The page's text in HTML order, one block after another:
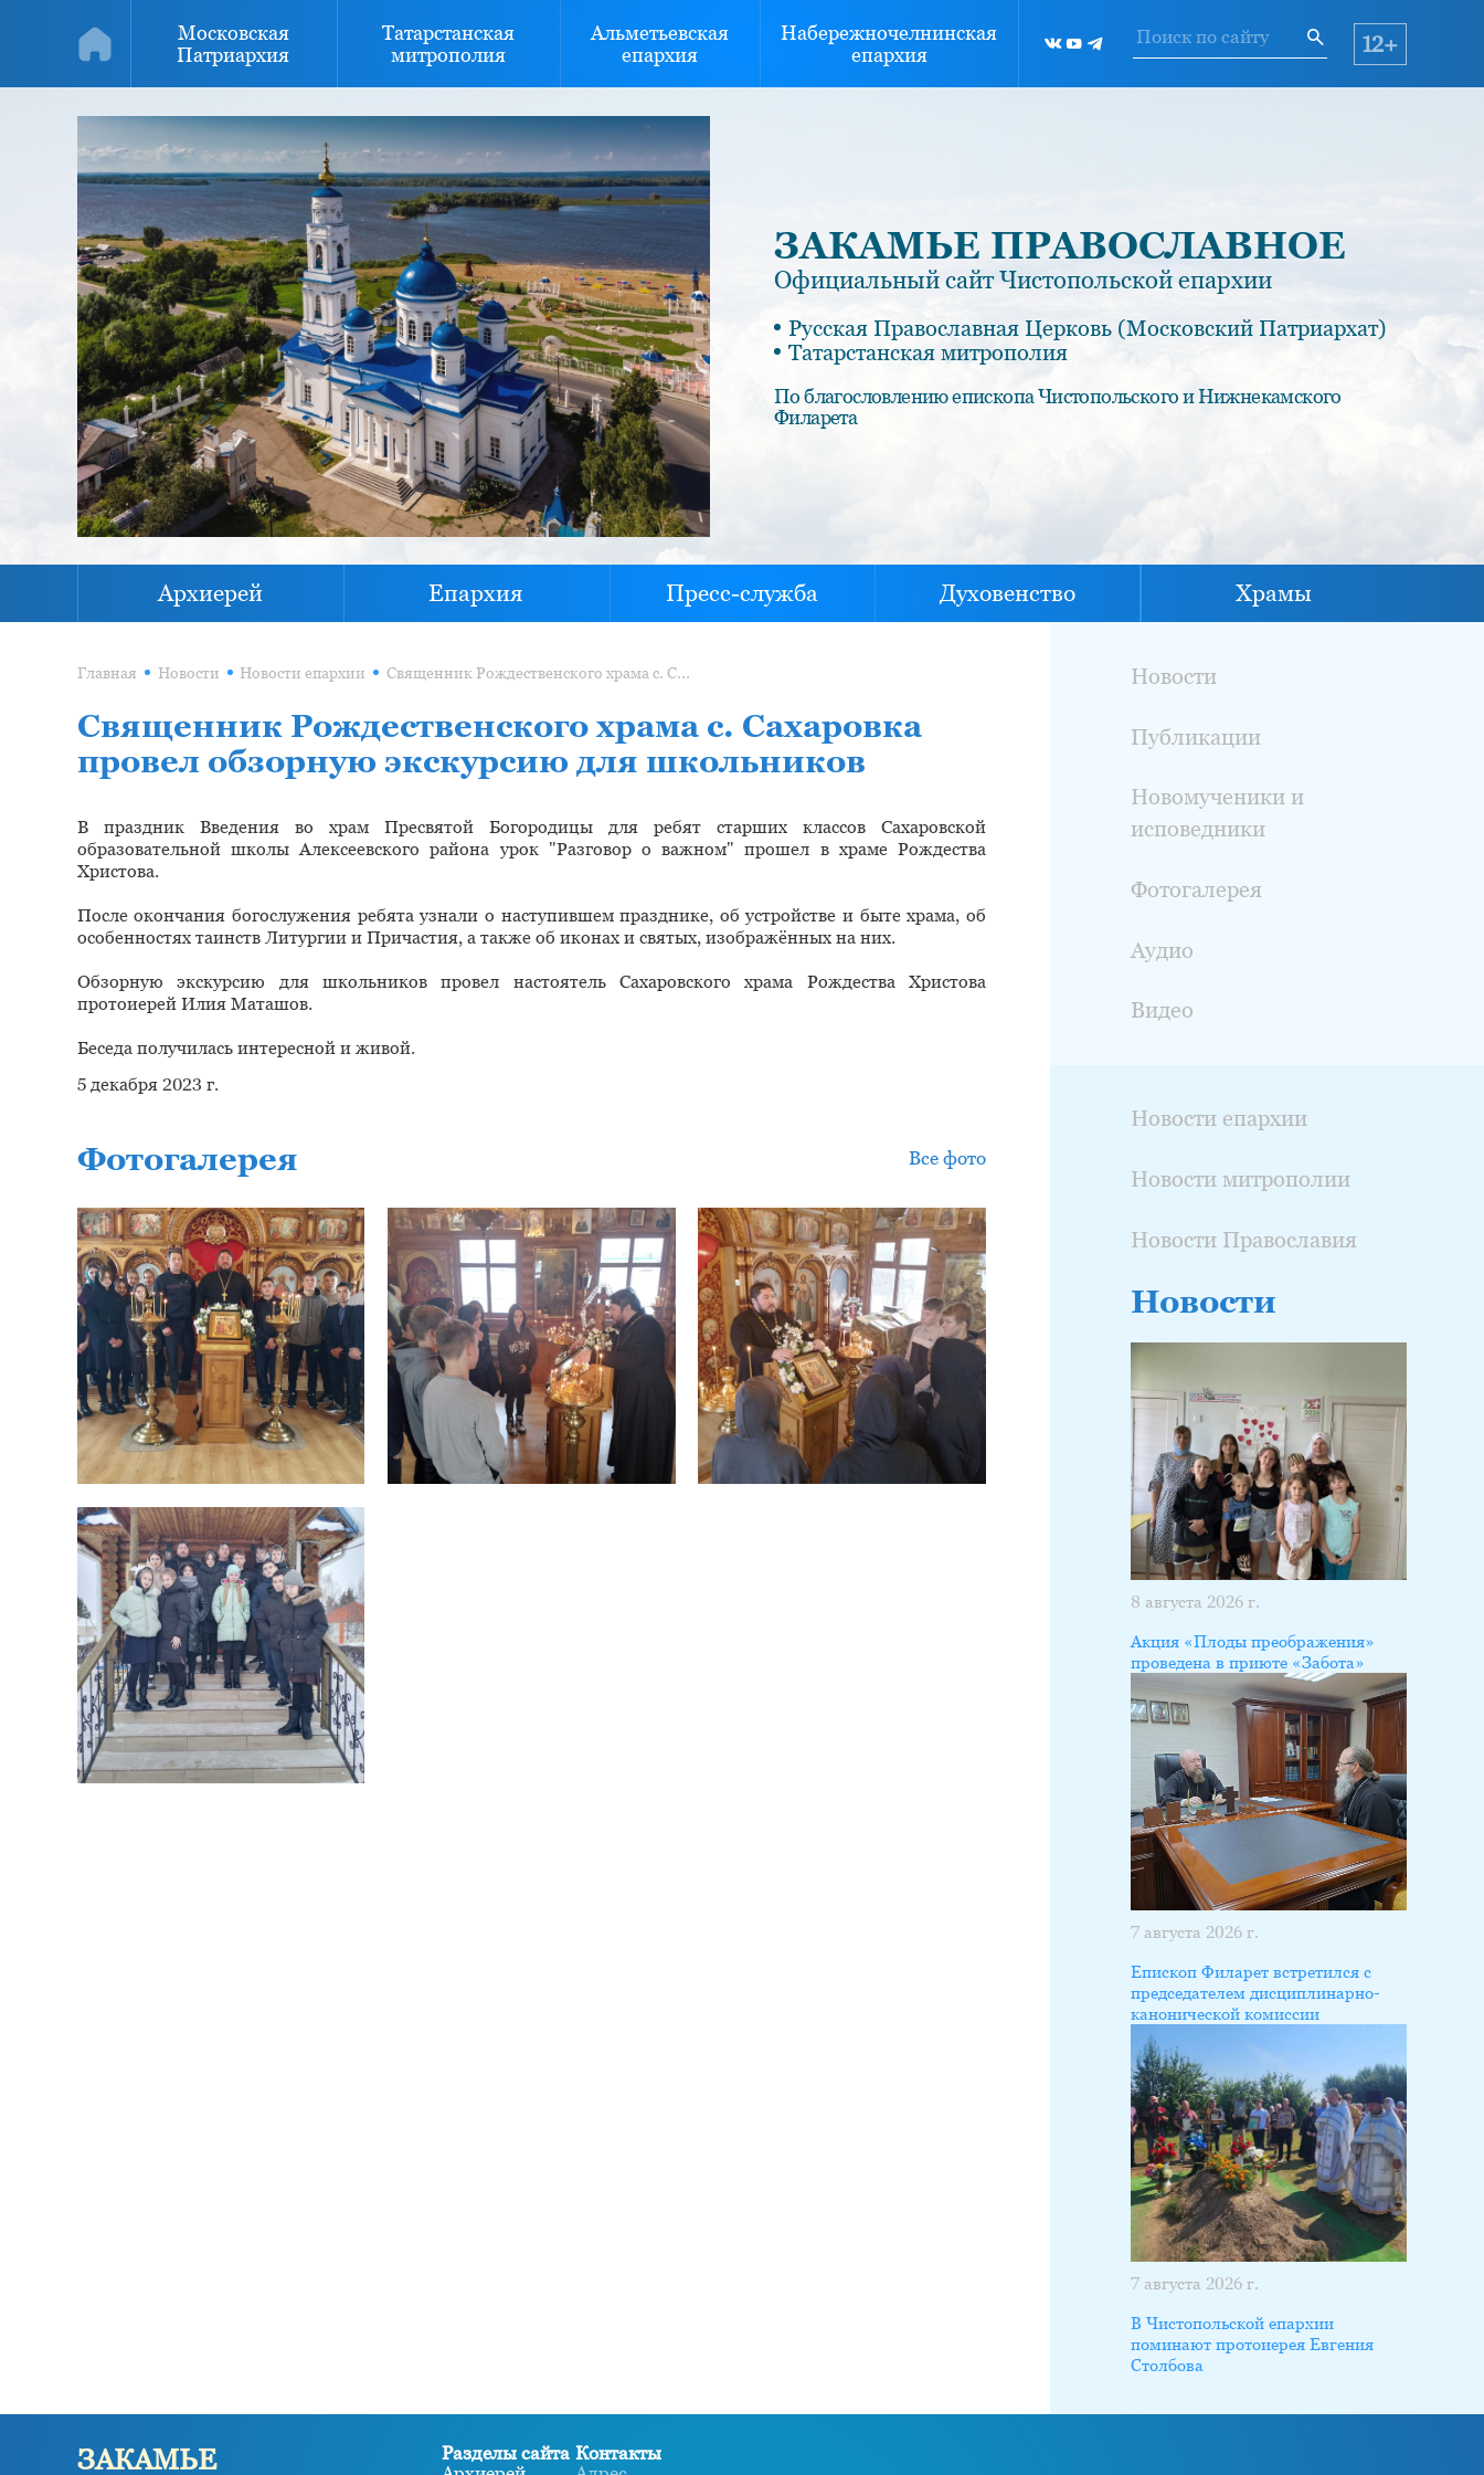
Московская
Патриархия
Татарстанская
митрополия
Альметьевская
епархия
Набережночелнинская
епархия
12+
ЗАКАМЬЕ ПРАВОСЛАВНОЕ
Официальный сайт Чистопольской епархии
Русская Православная Церковь (Московский Патриархат)
Татарстанская митрополия
По благословлению епископа Чистопольского и Нижнекамского
Филарета
Архиерей Епархия Пресс-служба Духовенство Храмы
Главная Новости Новости епархии Священник Рождественского храма с. Сахаровка провел обзорную экскурсию для школьников
Священник Рождественского храма с. Сахаровка
провел обзорную экскурсию для школьников
В праздник Введения во храм Пресвятой Богородицы для ребят старших классов Сахаровской
образовательной школы Алексеевского района урок "Разговор о важном" прошел в храме Рождества
Христова.
После окончания богослужения ребята узнали о наступившем празднике, об устройстве и быте храма, об
особенностях таинств Литургии и Причастия, а также об иконах и святых, изображённых на них.
Обзорную экскурсию для школьников провел настоятель Сахаровского храма Рождества Христова
протоиерей Илия Маташов.
Беседа получилась интересной и живой.
5 декабря 2023 г.
Фотогалерея Все фото
Новости
Публикации
Новомученики и
исповедники
Фотогалерея
Аудио
Видео
Новости епархии
Новости митрополии
Новости Православия
Новости
8 августа 2026 г.
Акция «Плоды преображения»
проведена в приюте «Забота»
7 августа 2026 г.
Епископ Филарет встретился с
председателем дисциплинарно-
канонической комиссии
7 августа 2026 г.
В Чистопольской епархии
поминают протоиерея Евгения
Столбова
ЗАКАМЬЕ
Разделы сайта Контакты